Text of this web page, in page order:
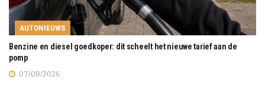
AUTONIEUWS
Benzine en diesel goedkoper: dit scheelt het nieuwe tarief aan de
pomp
07/08/2026